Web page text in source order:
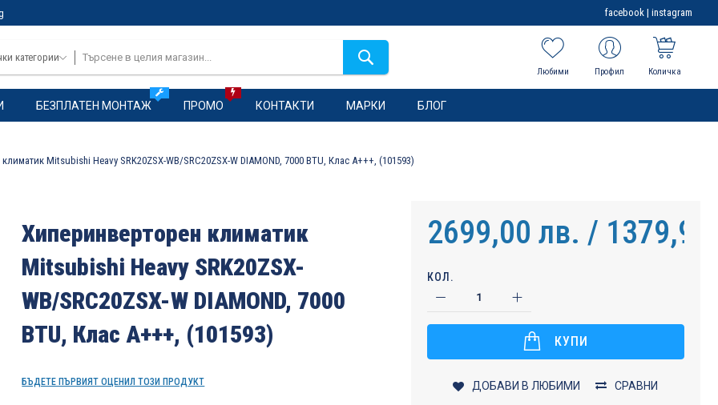
facebook | instagram
категории
Любими Профил Количка
БЕЗПЛАТЕН МОНТАЖ ПРОМО КОНТАКТИ МАРКИ БЛОГ
Mitsubishi Heavy SRK20ZSX-WB/SRC20ZSX-W DIAMOND, 7000 BTU, Клас A+++, (101593)
Хиперинверторен климатик
Mitsubishi Heavy SRK20ZSX-
WB/SRC20ZSX-W DIAMOND, 7000
BTU, Клас A+++, (101593)
БЪДЕТЕ ПЪРВИЯТ ОЦЕНИЛ ТОЗИ ПРОДУКТ
2699,00 лв. / 1379,98
КОЛ.
КУПИ
ДОБАВИ В ЛЮБИМИ СРАВНИ